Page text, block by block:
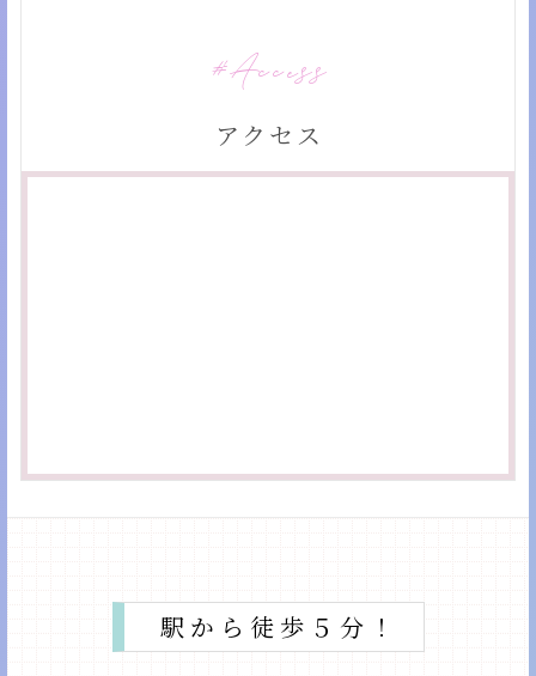
アクセス
Access
駅から徒歩５分！